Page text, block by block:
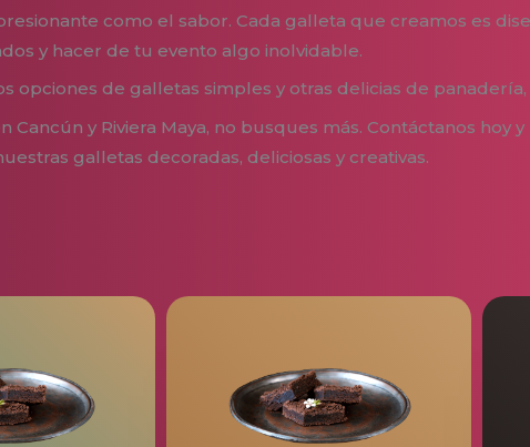
como el sabor. Cada galleta que creamos es
y hacer de tu evento algo inolvidable.
opciones de galletas simples y otras delicias de
Cancún y Riviera Maya, no busques más. Contáctanos hoy
galletas decoradas, deliciosas y creativas.